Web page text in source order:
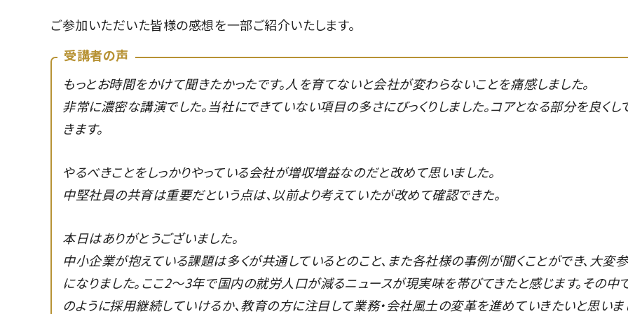
ご参加いただいた皆様の感想を一部ご紹介いたします。
受講者の声
もっとお時間をかけて聞きたかったです。人を育てないと会社が変わらないことを痛感しました。
非常に濃密な講演でした。当社にできていない項目の多さにびっくりしました。コアとなる部分を良くし
きます。
やるべきことをしっかりやっている会社が増収増益なのだと改めて思いました。
中堅社員の共育は重要だという点は、以前より考えていたが改めて確認できた。
本日はありがとうございました。
中小企業が抱えている課題は多くが共通しているとのこと、また各社様の事例が聞くことができ、大変
になりました。ここ2～3年で国内の就労人口が減るニュースが現実味を帯びてきたと感じます。その中
のように採用継続していけるか、教育の方に注目して業務・会社風土の変革を進めていきたいと思いま